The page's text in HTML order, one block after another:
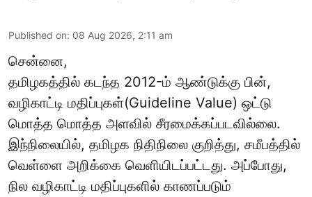
Published on: 08 Aug 2026, 2:11 am
சென்னை,
தமிழகத்தில் கடந்த 2012-ம் ஆண்டுக்கு பின்,
வழிகாட்டி மதிப்புகள்(Guideline Value) ஒட்டு
மொத்த மொத்த அளவில் சீரமைக்கப்படவில்லை.
இந்நிலையில், தமிழக நிதிநிலை குறித்து, சமீபத்தில்
வெள்ளை அறிக்கை வெளியிடப்பட்டது. அப்போது,
நில வழிகாட்டி மதிப்புகளில் காணப்படும்